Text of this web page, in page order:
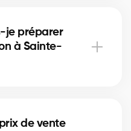
perçue. Nos
utiles.
je préparer
à Sainte-
vous guident pour
de vente